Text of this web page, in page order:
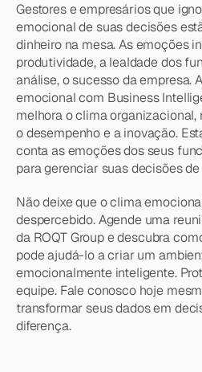
Gestores e empresários que
emocional de suas decisões
dinheiro na mesa. As emoções
produtividade, a lealdade dos
análise, o sucesso da empresa.
emocional com Business
melhora o clima
o desempenho e a inovação.
conta as emoções dos seus
para gerenciar suas decisões
Não deixe que o clima
despercebido. Agende uma
da ROQT Group e descubra
pode ajudá-lo a criar um
emocionalmente inteligente.
equipe. Fale conosco hoje
transformar seus dados em
diferença.